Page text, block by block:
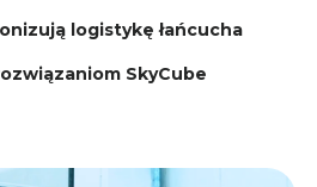
logistykę łańcucha
SkyCube